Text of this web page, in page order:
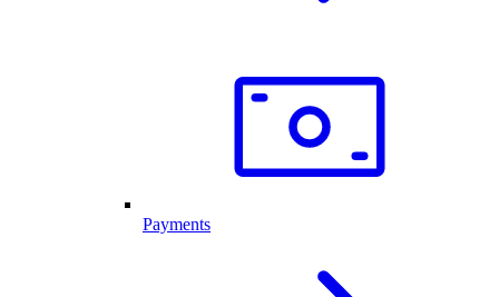
Payments